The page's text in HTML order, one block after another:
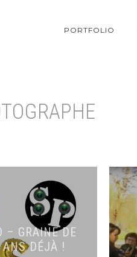
PORTFOLIO
– GRAINE DE
ANS DÉJÀ !